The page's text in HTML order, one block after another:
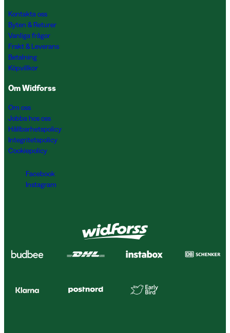
Kontakta oss
Byten & Returer
Vanliga frågor
Frakt & Leverans
Betalning
Köpvillkor
Om Widforss
Om oss
Jobba hos oss
Hållbarhetspolicy
Integritetspolicy
Cookiepolicy
Facebook
Instagram